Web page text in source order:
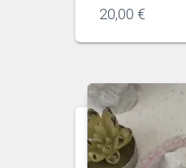
20,00 €